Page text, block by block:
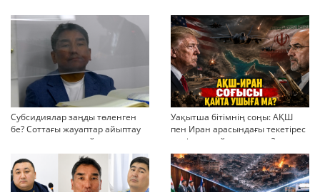
Субсидиялар заңды төленген
бе? Соттағы жауаптар айыптау
тұжырымдарын қайта қарауға
негіз бола ала ма?
Уақытша бітімнің соңы: АҚШ
пен Иран арасындағы текетірес
неліктен қайта ушықты?